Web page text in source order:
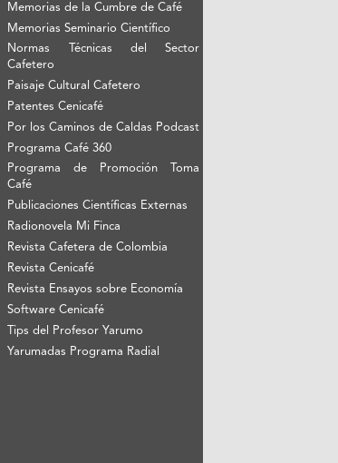
Memorias de la Cumbre de Café
Memorias Seminario Científico
Normas Técnicas del Sector
Cafetero
Paisaje Cultural Cafetero
Patentes Cenicafé
Por los Caminos de Caldas Podcast
Programa Café 360
Programa de Promoción Toma
Café
Publicaciones Científicas Externas
Radionovela Mi Finca
Revista Cafetera de Colombia
Revista Cenicafé
Revista Ensayos sobre Economía
Software Cenicafé
Tips del Profesor Yarumo
Yarumadas Programa Radial